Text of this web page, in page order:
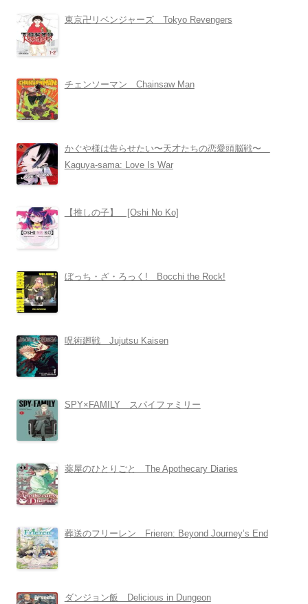
東京卍リベンジャーズ Tokyo Revengers
チェンソーマン Chainsaw Man
かぐや様は告らせたい〜天才たちの恋愛頭脳戦〜
Kaguya-sama: Love Is War
【推しの子】 [Oshi No Ko]
ぼっち・ざ・ろっく! Bocchi the Rock!
呪術廻戦 Jujutsu Kaisen
SPY×FAMILY スパイファミリー
薬屋のひとりごと The Apothecary Diaries
葬送のフリーレン Frieren: Beyond Journey’s End
ダンジョン飯 Delicious in Dungeon